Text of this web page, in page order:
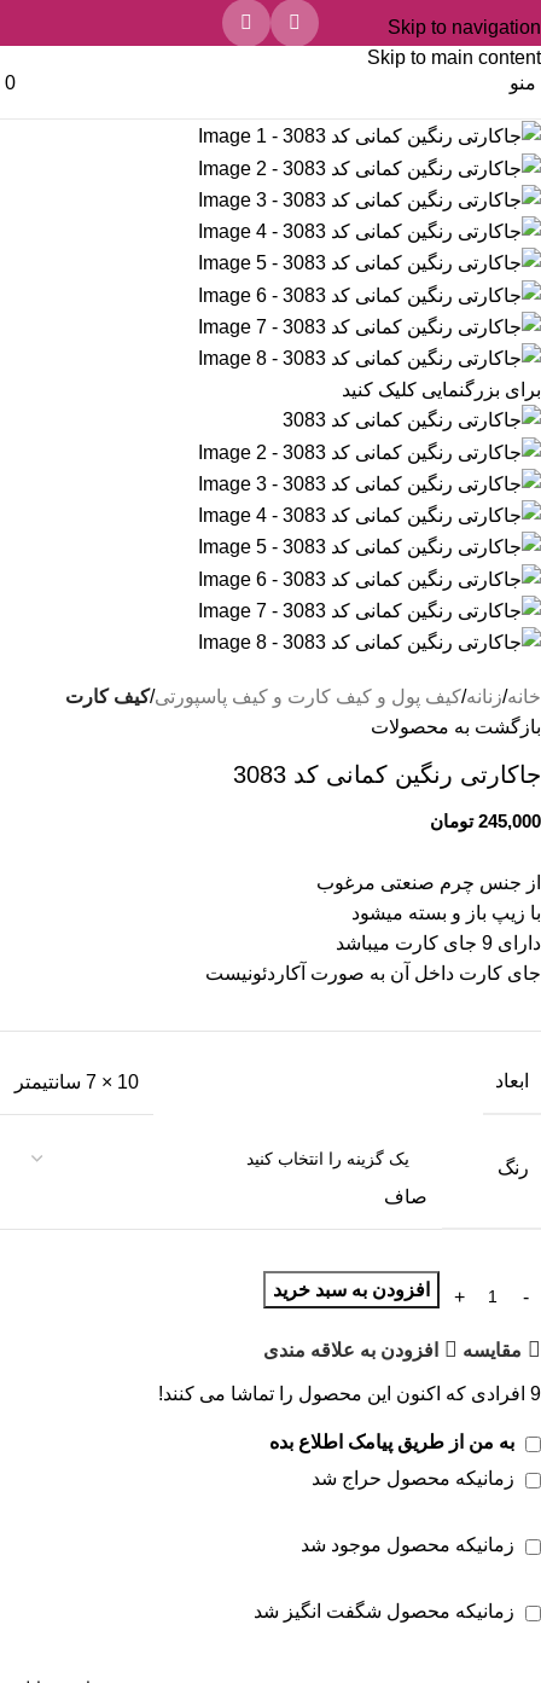
Skip to navigation
Skip to main content
منو
0
برای بزرگنمایی کلیک کنید
خانه زنانه کیف پول و کیف کارت و کیف پاسپورتی کیف کارت
بازگشت به محصولات
جاکارتی رنگین کمانی کد 3083
245,000 تومان
از جنس چرم صنعتی مرغوب
با زیپ باز و بسته میشود
دارای 9 جای کارت میباشد
جای کارت داخل آن به صورت آکاردئونیست
ابعاد 10 × 7 سانتیمتر
رنگ
صاف
افزودن به سبد خرید
مقايسه افزودن به علاقه مندی
9 افرادی که اکنون این محصول را تماشا می کنند!
به من از طریق پیامک اطلاع بده
زمانیکه محصول حراج شد
زمانیکه محصول موجود شد
زمانیکه محصول شگفت انگیز شد